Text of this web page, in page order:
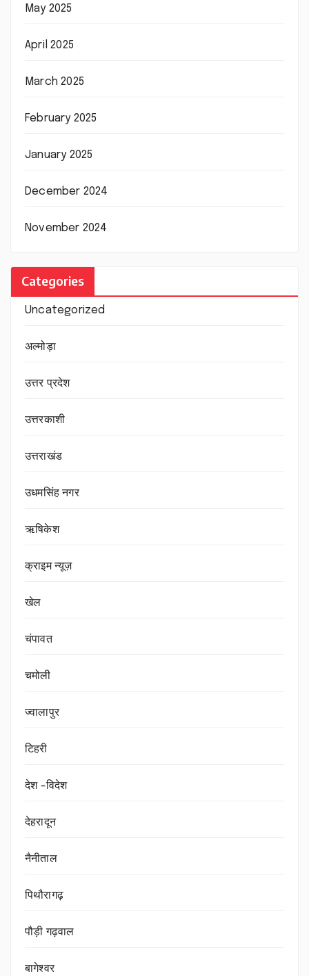
May 2025
April 2025
March 2025
February 2025
January 2025
December 2024
November 2024
Categories
Uncategorized
अल्मोड़ा
उत्तर प्रदेश
उत्तरकाशी
उत्तराखंड
उधमसिंह नगर
ऋषिकेश
क्राइम न्यूज़
खेल
चंपावत
चमोली
ज्वालापुर
टिहरी
देश -विदेश
देहरादून
नैनीताल
पिथौरागढ़
पौड़ी गढ़वाल
बागेश्वर